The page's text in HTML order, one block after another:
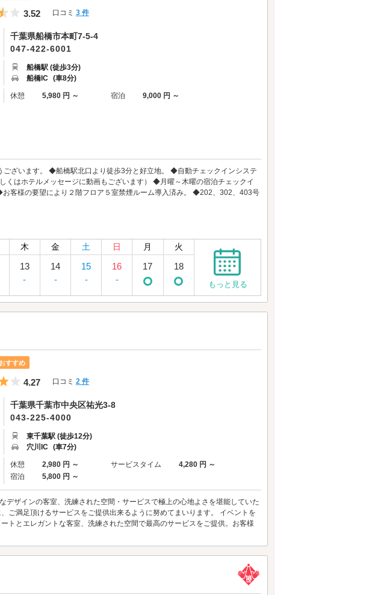
5つ星のうち3.5
3.52 口コミ 3 件
千葉県船橋市本町7-5-4
047-422-6001
船橋駅 (徒歩3分)
船橋IC (車8分)
休憩 5,980 円 ～ 宿泊 9,000 円 ～
ございます。 ◆船橋駅北口より徒歩3分と好立地。 ◆自動チェックインシステ
くはホテルメッセージに動画もございます） ◆月曜～木曜の宿泊チェックイ
客様の要望により２階フロア５室禁煙ルーム導入済み。 ◆202、302、403号
木 金 土 日 月 火
13
-
14
-
15
-
16
-
17 18
もっと見る
すすめ
5つ星のうち4
4.27 口コミ 2 件
千葉県千葉市中央区祐光3-8
043-225-4000
東千葉駅 (徒歩12分)
穴川IC (車7分)
休憩 2,980 円 ～ サービスタイム
4,280 円 ～
宿泊
5,800 円 ～
デザインの客室、洗練された空間・サービスで極上の心地よさを堪能していた
ご満足頂けるサービスをご提供出来るように努めてまいります。 イベントを
トとエレガントな客室、洗練された空間で最高のサービスをご提供。お客様